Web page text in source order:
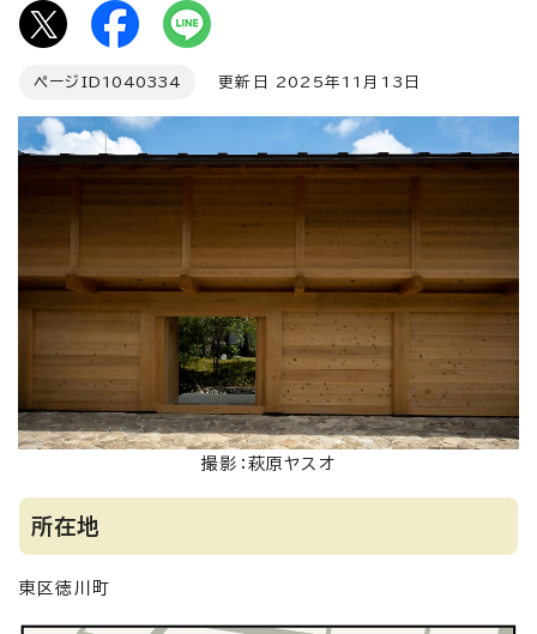
ページID 1040334 更新日 2025年11月13日
撮影：萩原ヤスオ
所在地
東区徳川町